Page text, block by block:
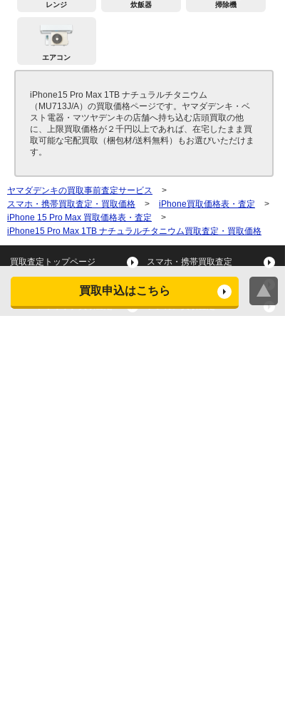
買取申込はこちら
レンジ 炊飯器 掃除機
エアコン
iPhone15 Pro Max 1TB ナチュラルチタニウム
（MU713J/A）の買取価格ページです。ヤマダデンキ・ベ
スト電器・マツヤデンキの店舗へ持ち込む店頭買取の他
に、上限買取価格が２千円以上であれば、在宅したまま買
取可能な宅配買取（梱包材/送料無料）もお選びいただけま
す。
ヤマダデンキの買取事前査定サービス
>
スマホ・携帯買取査定・買取価格
> iPhone買取価格表・査定
>
iPhone 15 Pro Max 買取価格表・査定
>
iPhone15 Pro Max 1TB ナチュラルチタニウム買取査定・買取価格
買取査定トップページ スマホ・携帯買取査定
タブレット買取査定 パソコン買取査定
スマートウォッチ買取査定 デジカメ買取査定